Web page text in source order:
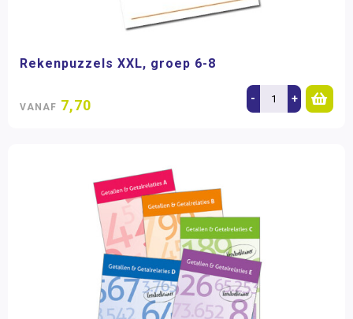
Rekenpuzzels XXL, groep 6-8
VANAF 7,70 - +